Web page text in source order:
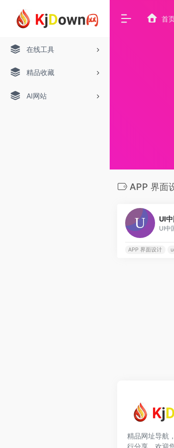
在线工具
精品收藏
AI网站
首
APP 界面
UI
APP 界面设计
精品网址导航
行分享，欢迎